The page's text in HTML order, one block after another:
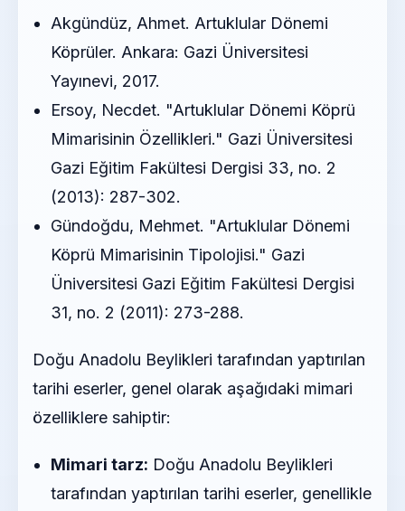
Akgündüz, Ahmet. Artuklular Dönemi
Köprüler. Ankara: Gazi Üniversitesi
Yayınevi, 2017.
Ersoy, Necdet. "Artuklular Dönemi Köprü
Mimarisinin Özellikleri." Gazi Üniversitesi
Gazi Eğitim Fakültesi Dergisi 33, no. 2
(2013): 287-302.
Gündoğdu, Mehmet. "Artuklular Dönemi
Köprü Mimarisinin Tipolojisi." Gazi
Üniversitesi Gazi Eğitim Fakültesi Dergisi
31, no. 2 (2011): 273-288.
Doğu Anadolu Beylikleri tarafından yaptırılan
tarihi eserler, genel olarak aşağıdaki mimari
özelliklere sahiptir:
Mimari tarz: Doğu Anadolu Beylikleri
tarafından yaptırılan tarihi eserler, genellikle